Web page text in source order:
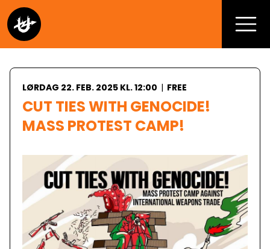
LØRDAG 22. FEB. 2025 KL. 12:00 | FREE
CUT TIES WITH GENOCIDE!
MASS PROTEST CAMP!